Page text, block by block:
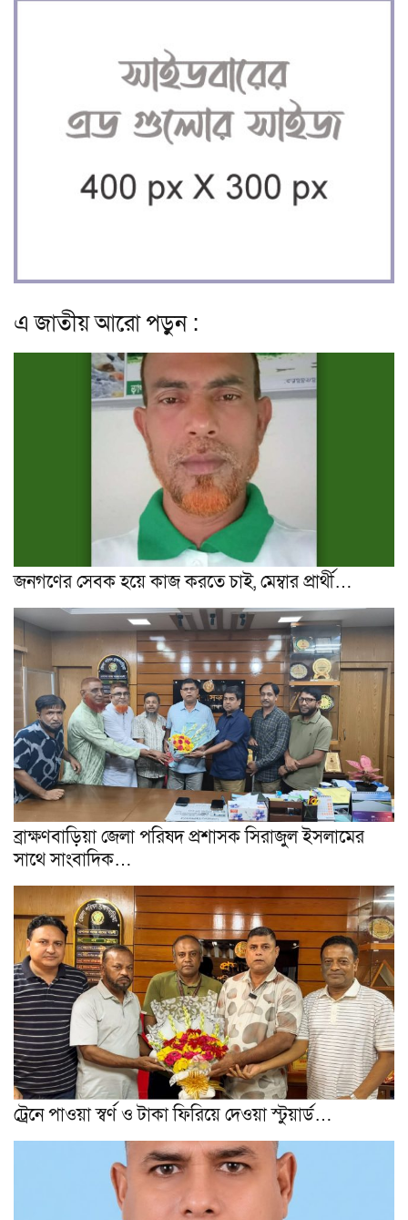
এ জাতীয় আরো পড়ুন :
জনগণের সেবক হয়ে কাজ করতে চাই, মেম্বার প্রার্থী…
ব্রাক্ষণবাড়িয়া জেলা পরিষদ প্রশাসক সিরাজুল ইসলামের
সাথে সাংবাদিক…
ট্রেনে পাওয়া স্বর্ণ ও টাকা ফিরিয়ে দেওয়া স্টুয়ার্ড…